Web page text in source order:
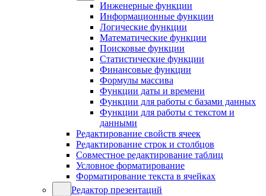
Инженерные функции
Информационные функции
Логические функции
Математические функции
Поисковые функции
Статистические функции
Финансовые функции
Формулы массива
Функции даты и времени
Функции для работы с базами данных
Функции для работы с текстом и
данными
Редактирование свойств ячеек
Редактирование строк и столбцов
Совместное редактирование таблиц
Условное форматирование
Форматирование текста в ячейках
Редактор презентаций